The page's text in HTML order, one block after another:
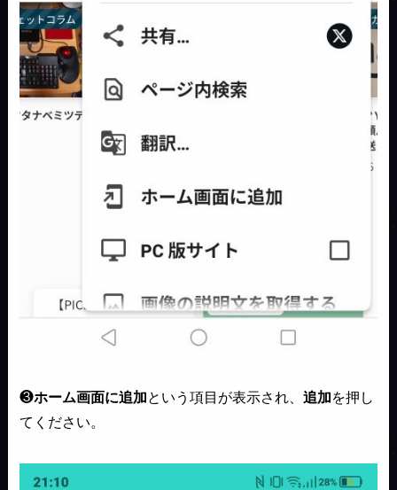
❸ホーム画面に追加という項目が表示され、追加を押し
てください。